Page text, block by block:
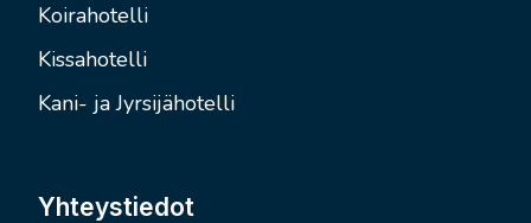
Koirahotelli
Kissahotelli
Kani- ja Jyrsijähotelli
Yhteystiedot